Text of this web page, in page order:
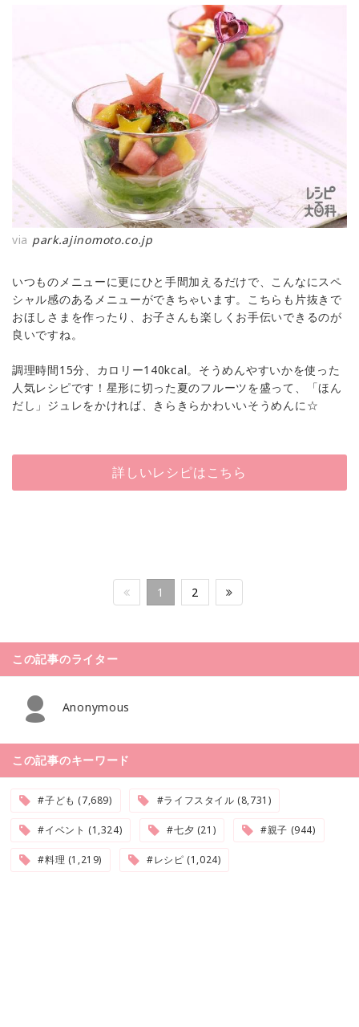
via park.ajinomoto.co.jp
いつものメニューに更にひと手間加えるだけで、こんなにスペ
シャル感のあるメニューができちゃいます。こちらも片抜きで
おほしさまを作ったり、お子さんも楽しくお手伝いできるのが
良いですね。
調理時間15分、カロリー140kcal。そうめんやすいかを使った
人気レシピです！星形に切った夏のフルーツを盛って、「ほん
だし」ジュレをかければ、きらきらかわいいそうめんに☆
詳しいレシピはこちら
1 2
この記事のライター
Anonymous
この記事のキーワード
#子ども (7,689) #ライフスタイル (8,731)
#イベント (1,324) #七夕 (21) #親子 (944)
#料理 (1,219) #レシピ (1,024)